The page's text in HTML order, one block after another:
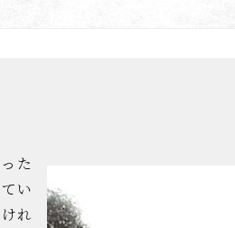
た
い
れ